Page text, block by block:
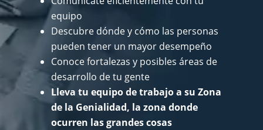
equipo
Descubre dónde y cómo las personas
pueden tener un mayor desempeño
Conoce fortalezas y posibles áreas de
desarrollo de tu gente
Lleva tu equipo de trabajo a su Zona
de la Genialidad, la zona donde
ocurren las grandes cosas